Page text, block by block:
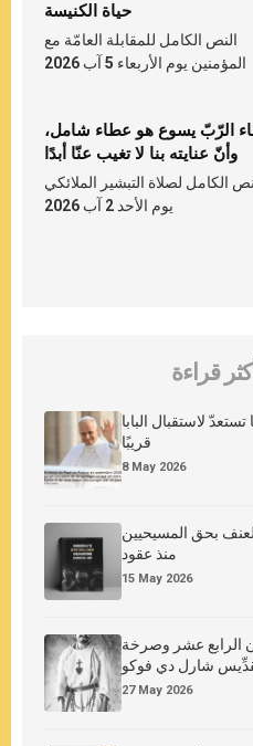
حياة الكنيسة
النص الكامل للمقابلة العامّة مع
المؤمنين يوم الأربعاء 5 آب 2026
الرّبّ يسوع هو عطاء شامل،
وأنّ عنايته بنا لا تغيب عنّا أبدًا
الكامل لصلاة التبشير الملائكي
يوم الأحد 2 آب 2026
قراءة
لاستقبال البابا
قريبًا
8 May 2026
بحق المسيحيين
منذ عقود
15 May 2026
الرابع عشر وصرخة
شارل دي فوكو
27 May 2026